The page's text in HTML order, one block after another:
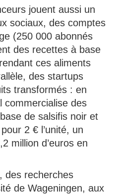
jouent aussi un
sociaux, des comptes
(250 000 abonnés
des recettes à base
ces aliments
des startups
transformés : en
commercialise des
de salsifis noir et
2 € l’unité, un
million d’euros en
des recherches
de Wageningen, aux